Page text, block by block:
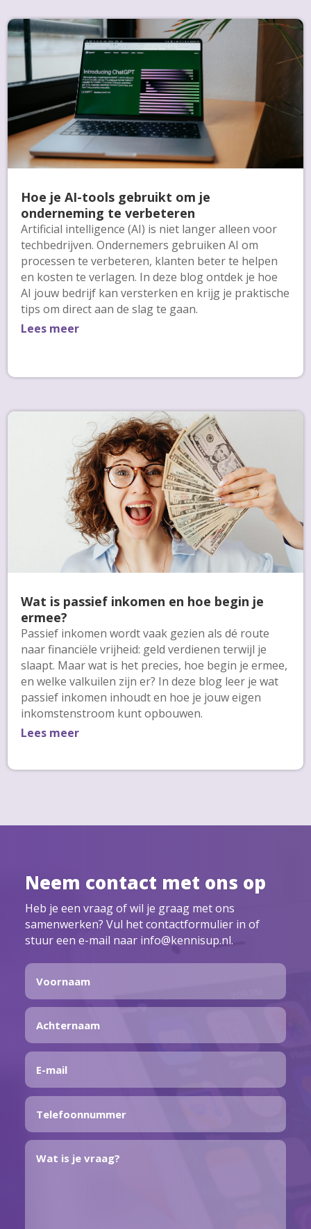
Hoe je AI-tools gebruikt om je
onderneming te verbeteren
Artificial intelligence (AI) is niet langer alleen voor
techbedrijven. Ondernemers gebruiken AI om
processen te verbeteren, klanten beter te helpen
en kosten te verlagen. In deze blog ontdek je hoe
AI jouw bedrijf kan versterken en krijg je praktische
tips om direct aan de slag te gaan.
Lees meer
Wat is passief inkomen en hoe begin je
ermee?
Passief inkomen wordt vaak gezien als dé route
naar financiële vrijheid: geld verdienen terwijl je
slaapt. Maar wat is het precies, hoe begin je ermee,
en welke valkuilen zijn er? In deze blog leer je wat
passief inkomen inhoudt en hoe je jouw eigen
inkomstenstroom kunt opbouwen.
Lees meer
Neem contact met ons op
Heb je een vraag of wil je graag met ons
samenwerken? Vul het contactformulier in of
stuur een e-mail naar info@kennisup.nl.